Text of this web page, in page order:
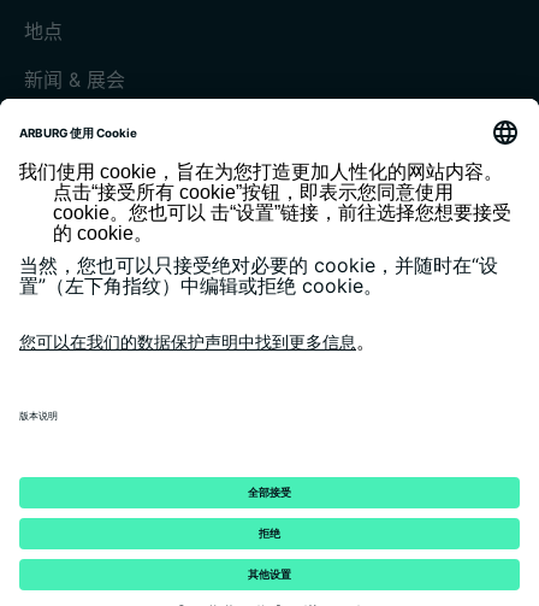
地点
新闻 & 展会
展会和活动
媒体中心
客户杂志《today》
隐私政策
© 2026 - ARBURG GmbH + Co KG